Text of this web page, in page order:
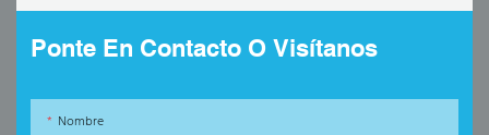
Ponte En Contacto O Visítanos
Nombre